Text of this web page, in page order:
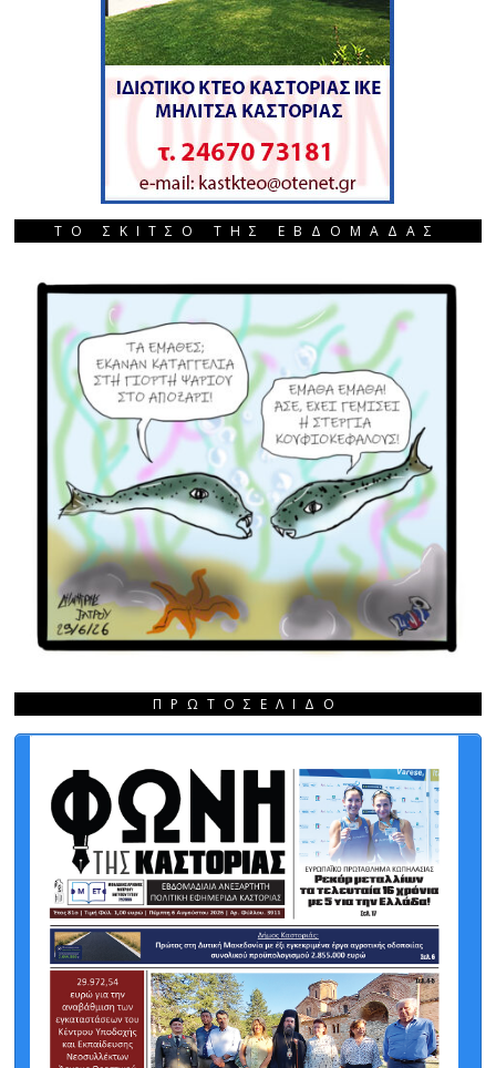
ΤΟ ΣΚΙΤΣΟ ΤΗΣ ΕΒΔΟΜΑΔΑΣ
ΠΡΩΤΟΣΈΛΙΔΟ